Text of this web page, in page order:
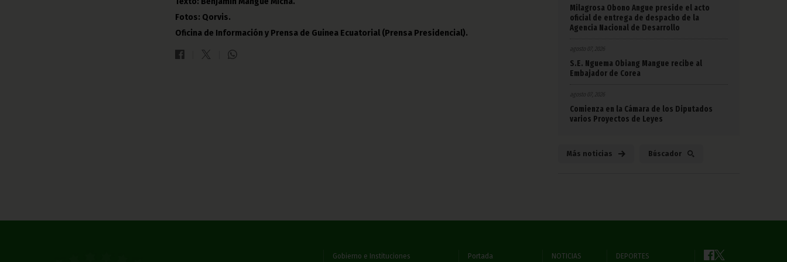
Fotos: Qorvis.
Oficina de Información y Prensa de Guinea Ecuatorial (Prensa Presidencial).
Milagrosa Obono Angue preside el acto
oficial de entrega de despacho de la
Agencia Nacional de Desarrollo
agosto 07, 2026
S.E. Nguema Obiang Mangue recibe al
Embajador de Corea
agosto 07, 2026
Comienza en la Cámara de los Diputados
varios Proyectos de Leyes
Más noticias Búscador
Gobierno e Instituciones Portada NOTICIAS DEPORTES